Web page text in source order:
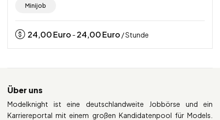
Minijob
24,00Euro - 24,00Euro / Stunde
Über uns
Modelknight ist eine deutschlandweite Jobbörse und ein
Karriereportal mit einem großen Kandidatenpool für Models.